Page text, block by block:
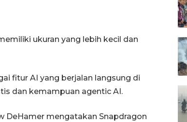
ukuran yang lebih kecil dan
fitur AI yang berjalan langsung di
dan kemampuan agentic AI.
DeHamer mengatakan Snapdragon